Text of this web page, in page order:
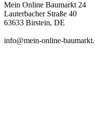
Mein Online Baumarkt 24
Lauterbacher Straße 40
63633 Birstein, DE
info@mein-online-